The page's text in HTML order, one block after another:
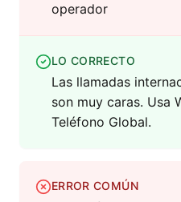
operador
LO CORRECTO
Las llamadas
son muy caras. Usa
Teléfono Global.
ERROR COMÚN